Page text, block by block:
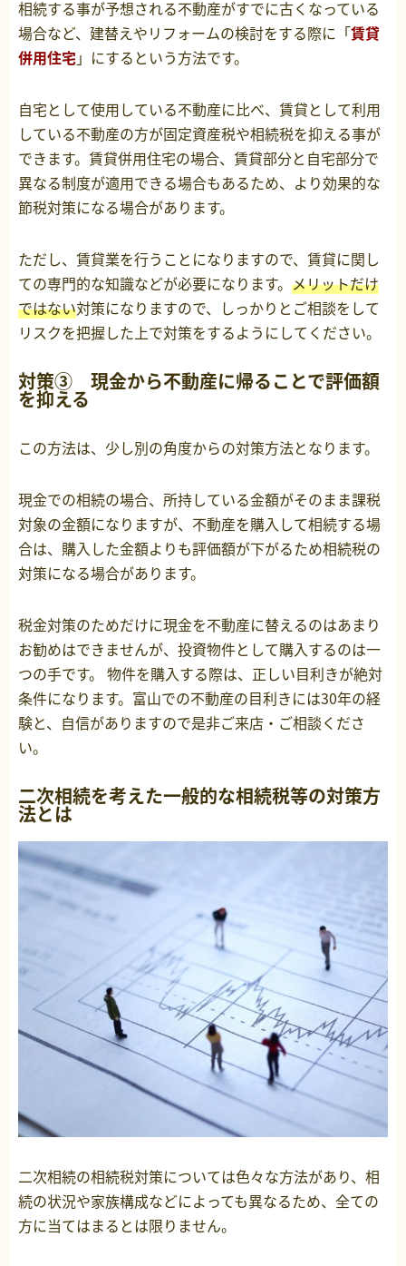
相続する事が予想される不動産がすでに古くなっている
場合など、建替えやリフォームの検討をする際に「賃貸
併用住宅」にするという方法です。
自宅として使用している不動産に比べ、賃貸として利用
している不動産の方が固定資産税や相続税を抑える事が
できます。賃貸併用住宅の場合、賃貸部分と自宅部分で
異なる制度が適用できる場合もあるため、より効果的な
節税対策になる場合があります。
ただし、賃貸業を行うことになりますので、賃貸に関し
ての専門的な知識などが必要になります。 メリットだけ
ではない対策になりますので、しっかりとご相談をして
リスクを把握した上で対策をするようにしてください。
対策③ 現金から不動産に帰ることで評価額
を抑える
この方法は、少し別の角度からの対策方法となります。
現金での相続の場合、所持している金額がそのまま課税
対象の金額になりますが、不動産を購入して相続する場
合は、購入した金額よりも評価額が下がるため相続税の
対策になる場合があります。
税金対策のためだけに現金を不動産に替えるのはあまり
お勧めはできませんが、投資物件として購入するのは一
つの手です。 物件を購入する際は、正しい目利きが絶対
条件になります。富山での不動産の目利きには30年の経
験と、自信がありますので是非ご来店・ご相談くださ
い。
二次相続を考えた一般的な相続税等の対策方
法とは
二次相続の相続税対策については色々な方法があり、相
続の状況や家族構成などによっても異なるため、全ての
方に当てはまるとは限りません。